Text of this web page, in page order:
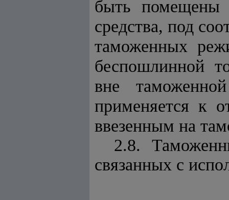
быть помещены
средства, под
таможенных
беспошлинной
вне
применяется к
ввезенным на
2.8.
связанных с